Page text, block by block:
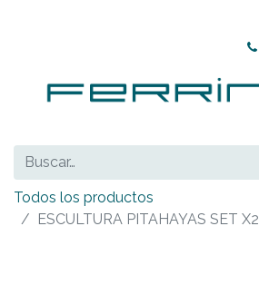
Todos los productos
ESCULTURA PITAHAYAS SET X2